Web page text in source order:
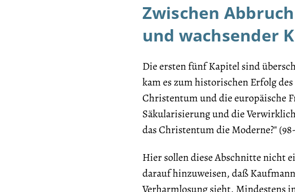
Zwischen
und wachsender
Die ersten fünf Kapitel sind
kam es zum historischen Erfolg
Christentum und die europäische
Säkularisierung und die
das Christentum die Moderne?"
Hier sollen diese Abschnitte nicht
darauf hinzuweisen, daß
Verharmlosung sieht. Mindestens